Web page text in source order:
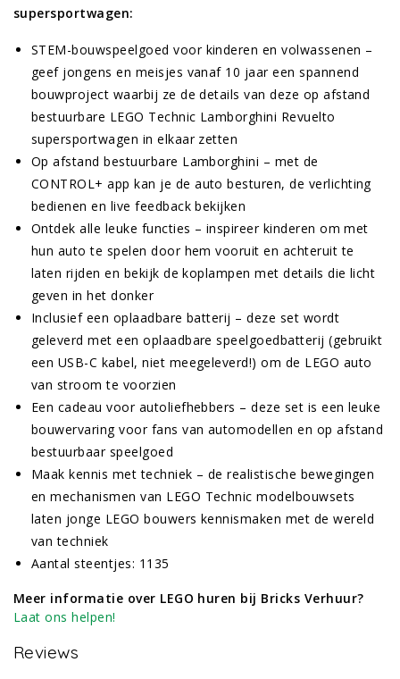
supersportwagen:
STEM-bouwspeelgoed voor kinderen en volwassenen –
geef jongens en meisjes vanaf 10 jaar een spannend
bouwproject waarbij ze de details van deze op afstand
bestuurbare LEGO Technic Lamborghini Revuelto
supersportwagen in elkaar zetten
Op afstand bestuurbare Lamborghini – met de
CONTROL+ app kan je de auto besturen, de verlichting
bedienen en live feedback bekijken
Ontdek alle leuke functies – inspireer kinderen om met
hun auto te spelen door hem vooruit en achteruit te
laten rijden en bekijk de koplampen met details die licht
geven in het donker
Inclusief een oplaadbare batterij – deze set wordt
geleverd met een oplaadbare speelgoedbatterij (gebruikt
een USB-C kabel, niet meegeleverd!) om de LEGO auto
van stroom te voorzien
Een cadeau voor autoliefhebbers – deze set is een leuke
bouwervaring voor fans van automodellen en op afstand
bestuurbaar speelgoed
Maak kennis met techniek – de realistische bewegingen
en mechanismen van LEGO Technic modelbouwsets
laten jonge LEGO bouwers kennismaken met de wereld
van techniek
Aantal steentjes: 1135
Meer informatie over LEGO huren bij Bricks Verhuur?
Laat ons helpen!
Reviews